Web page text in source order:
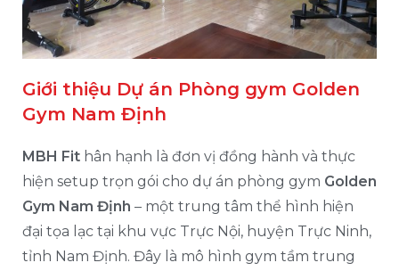
Giới thiệu Dự án Phòng gym Golden
Gym Nam Định
MBH Fit hân hạnh là đơn vị đồng hành và thực
hiện setup trọn gói cho dự án phòng gym Golden
Gym Nam Định – một trung tâm thể hình hiện
đại tọa lạc tại khu vực Trực Nội, huyện Trực Ninh,
tỉnh Nam Định. Đây là mô hình gym tầm trung